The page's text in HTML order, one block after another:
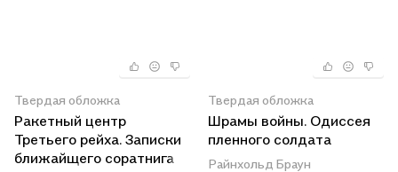
Твердая обложка
Ракетный центр
Третьего рейха. Записки
ближайщего соратнига
Твердая обложка
Шрамы войны. Одиссея
пленного солдата
вермахта. 1945
Райнхольд Браун